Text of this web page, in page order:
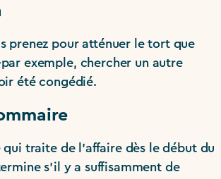
prenez pour atténuer le tort que
exemple, chercher un autre
été congédié.
qui traite de l’affaire dès le début du
s’il y a suffisamment de